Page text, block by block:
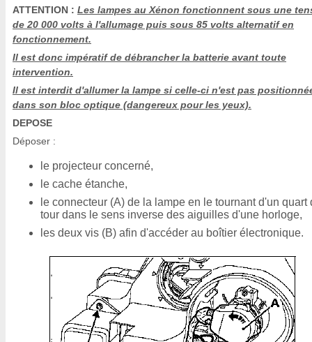
ATTENTION : Les lampes au Xénon fonctionnent sous une
de 20 000 volts à l'allumage puis sous 85 volts alternatif en
fonctionnement.
Il est donc impératif de débrancher la batterie avant toute
intervention.
Il est interdit d'allumer la lampe si celle-ci n'est pas
dans son bloc optique (dangereux pour les yeux).
DEPOSE
Déposer :
le projecteur concerné,
le cache étanche,
le connecteur (A) de la lampe en le tournant d'un quart
tour dans le sens inverse des aiguilles d'une horloge,
les deux vis (B) afin d'accéder au boîtier électronique.